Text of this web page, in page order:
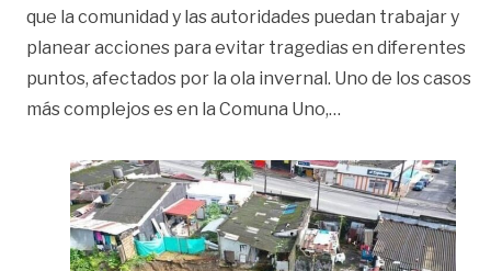
que la comunidad y las autoridades puedan trabajar y
planear acciones para evitar tragedias en diferentes
puntos, afectados por la ola invernal. Uno de los casos
más complejos es en la Comuna Uno,…